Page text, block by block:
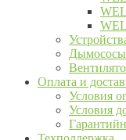
Дымососы
Оплата и
Условия
Условия